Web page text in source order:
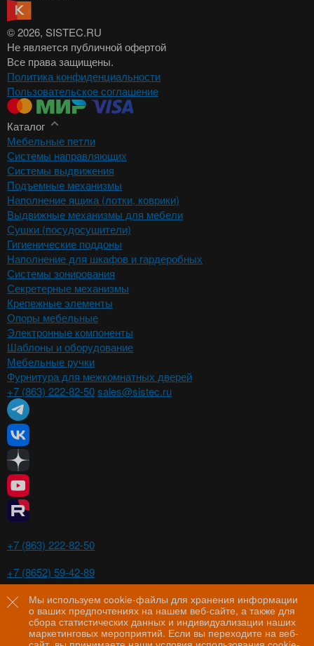
Мы используем cookie-файлы для хранения информации
о ваших предпочтениях на нашем веб-сайте, а также для
сбора статистических данных и индивидуализации наших
маркетинговых мероприятий. Если вы переходите на веб-
© 2026, SISTEC.RU
Не является публичной офертой
Все права защищены.
Политика конфиденциальности
Пользовательское соглашение
Каталог
Мебельные петли
Системы направляющих
Системы выдвижения
Подъемные механизмы
Наполнение ящика (лотки, коврики)
Выдвижные механизмы для мебели
Сушки (посудосушители)
Гигиенические поддоны
Наполнение для шкафов и гардеробных
Системы зонирования
Секретерные механизмы
Крепежные элементы
Опоры мебельные
Электронные компоненты
Шаблоны и оборудование
Мебельные ручки
Фурнитура для межкомнатных дверей
+7 (863) 222-82-50sales@sistec.ru
+7 (863) 222-82-50
+7 (8652) 59-42-89
Волгоград
+7 (8442) 29-00-21
Пятигорск
+7 (8793) 97-60-44